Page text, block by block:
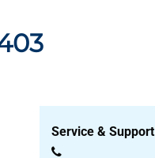
Service & Support